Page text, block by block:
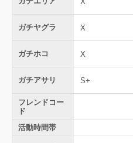
ガチヤグラ X
ガチホコ X
ガチアサリ S+
フレンドコー
ド
活動時間帯